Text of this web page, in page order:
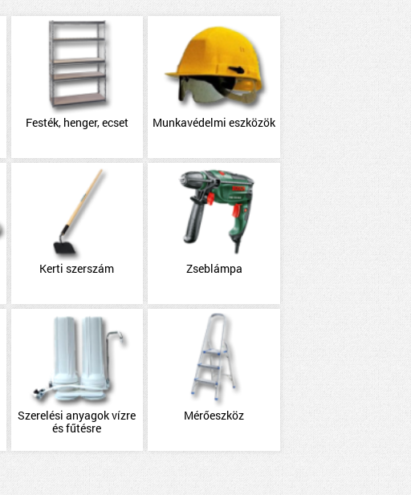
Festék, henger, ecset Munkavédelmi eszközök
Kerti szerszám Zseblámpa
Szerelési anyagok vízre
és fűtésre
Mérőeszköz